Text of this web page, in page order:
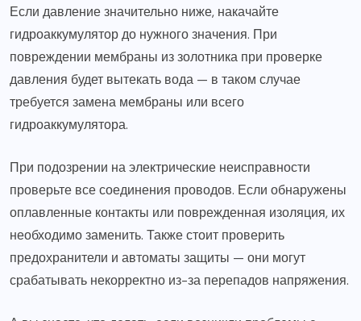
Если давление значительно ниже, накачайте
гидроаккумулятор до нужного значения. При
повреждении мембраны из золотника при проверке
давления будет вытекать вода — в таком случае
требуется замена мембраны или всего
гидроаккумулятора.
При подозрении на электрические неисправности
проверьте все соединения проводов. Если обнаружены
оплавленные контакты или поврежденная изоляция, их
необходимо заменить. Также стоит проверить
предохранители и автоматы защиты — они могут
срабатывать некорректно из-за перепадов напряжения.